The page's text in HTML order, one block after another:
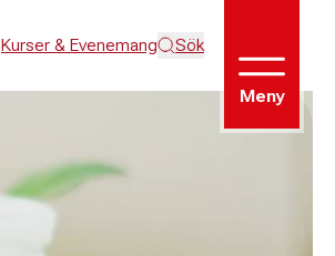
Kurser & Evenemang Sök
Meny